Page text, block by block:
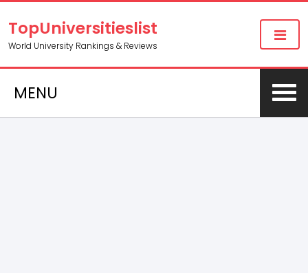
TopUniversitieslist
World University Rankings & Reviews
MENU